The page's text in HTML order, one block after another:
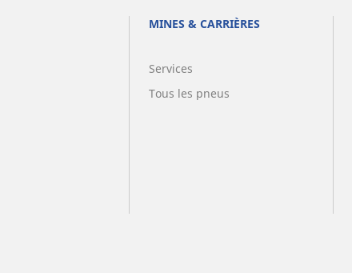
MINES & CARRIÈRES
Services
Tous les pneus